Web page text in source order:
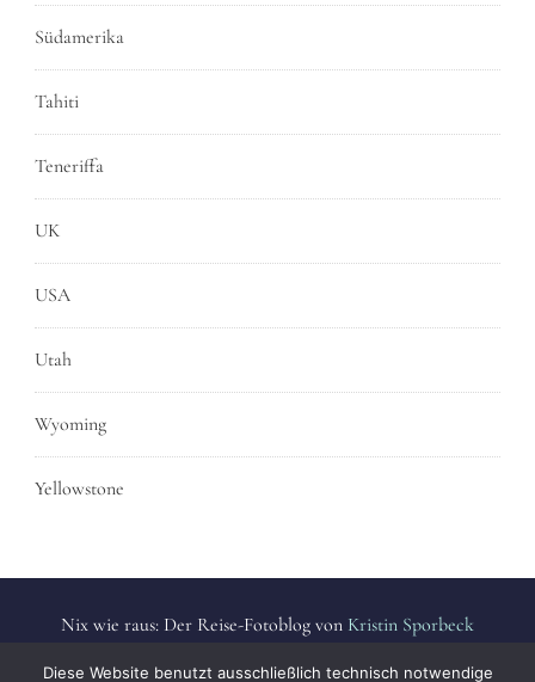
Südamerika
Tahiti
Teneriffa
UK
USA
Utah
Wyoming
Yellowstone
Nix wie raus: Der Reise-Fotoblog von Kristin Sporbeck
Diese Website benutzt ausschließlich technisch notwendige